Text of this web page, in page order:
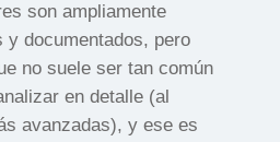
son ampliamente
y documentados, pero
no suele ser tan común
en detalle (al
avanzadas), y ese es